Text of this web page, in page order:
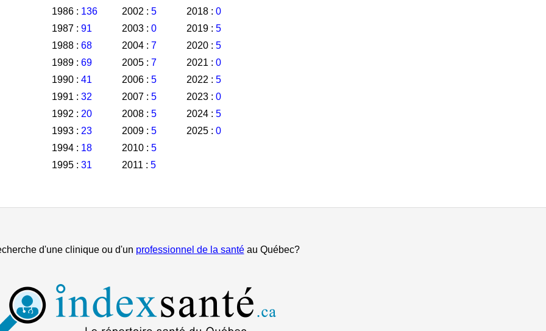
1986 : 136
1987 : 91
1988 : 68
1989 : 69
1990 : 41
1991 : 32
1992 : 20
1993 : 23
1994 : 18
1995 : 31
2002 : 5
2003 : 0
2004 : 7
2005 : 7
2006 : 5
2007 : 5
2008 : 5
2009 : 5
2010 : 5
2011 : 5
2018 : 0
2019 : 5
2020 : 5
2021 : 0
2022 : 5
2023 : 0
2024 : 5
2025 : 0
d'une clinique ou d'un professionnel de la santéau Québec?